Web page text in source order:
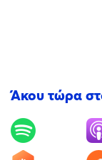
Άκου τώρα